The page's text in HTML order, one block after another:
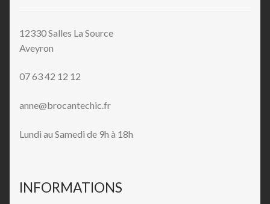
12330 Salles La Source
Aveyron
07 63 42 12 12
anne@brocantechic.fr
Lundi au Samedi de 9h à 18h
INFORMATIONS